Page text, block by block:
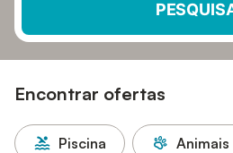
Encontrar ofertas
Piscina